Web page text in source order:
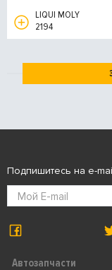
LIQUI MOLY
2194
Автозапчасти
Подпишитесь на e-